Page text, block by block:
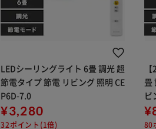
LEDシーリングライト 6畳 調光 超
節電タイプ 節電 リビング 照明 CE
P6D-7.0
¥3,280
32ポイント(1倍)
畳
ビ
80